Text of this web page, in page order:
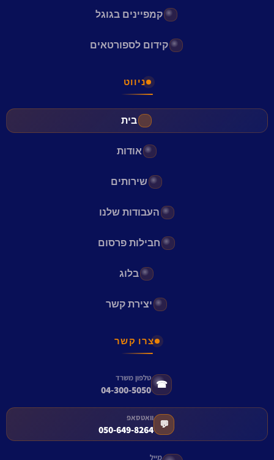
קמפיינים בגוגל
קידום לספורטאים
ניווט
בית
אודות
שירותים
העבודות שלנו
חבילות פרסום
בלוג
יצירת קשר
צרו קשר
☎
טלפון משרד
04-300-5050
💬
וואטסאפ
050-649-8264
מייל